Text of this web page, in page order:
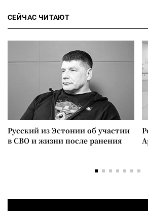
СЕЙЧАС ЧИТАЮТ
Русский из Эстонии об участии
в СВО и жизни после ранения